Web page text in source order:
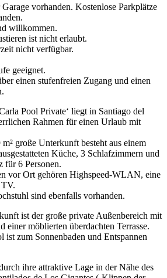
vorhanden. Kostenlose Parkplätze
willkommen.
ist nicht erlaubt.
nicht verfügbar.
geeignet.
einen stufenfreien Zugang und einen
Pool Private‘ liegt in Santiago del
Rahmen für einen Urlaub mit
große Unterkunft besteht aus einem
Küche, 3 Schlafzimmern und
für 6 Personen.
vor Ort gehören Highspeed-WLAN, eine
TV.
sind ebenfalls vorhanden.
ist der große private Außenbereich mit
einer möblierten überdachten Terrasse.
ist zum Sonnenbaden und Entspannen
ihre attraktive Lage in der Nähe des